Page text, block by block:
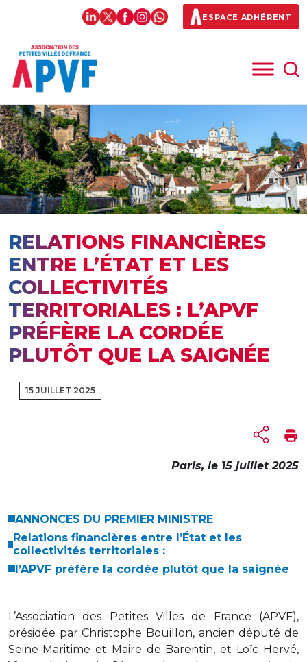
ESPACE ADHÉRENT
RELATIONS FINANCIÈRES
ENTRE L’ÉTAT ET LES
COLLECTIVITÉS
TERRITORIALES : L’APVF
PRÉFÈRE LA CORDÉE
PLUTÔT QUE LA SAIGNÉE
15 JUILLET 2025
Paris, le 15 juillet 2025
ANNONCES DU PREMIER MINISTRE
Relations financières entre l’État et les
collectivités territoriales :
l’APVF préfère la cordée plutôt que la saignée
L’Association des Petites Villes de France (APVF),
présidée par Christophe Bouillon, ancien député de
Seine-Maritime et Maire de Barentin, et Loïc Hervé,